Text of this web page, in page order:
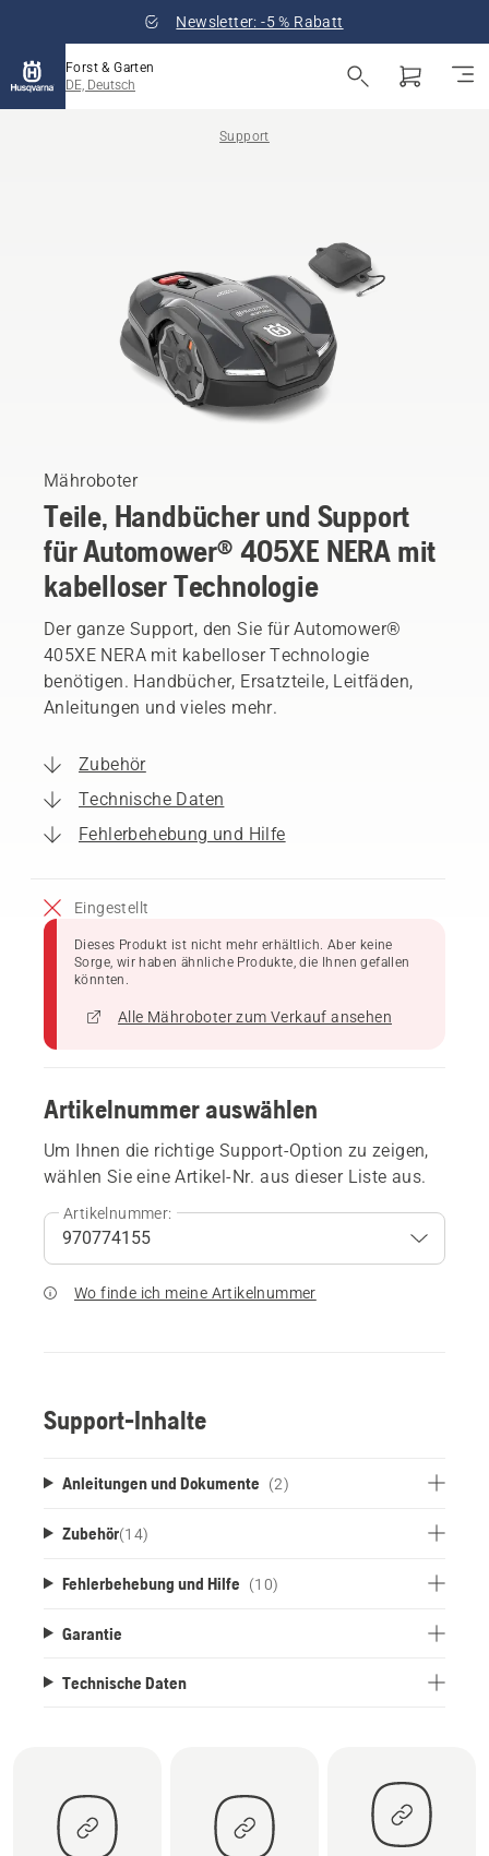
Newsletter: -5 % Rabatt
Forst & Garten
DE, Deutsch
Support
Mähroboter
Teile, Handbücher und Support
für Automower® 405XE NERA mit
kabelloser Technologie
Der ganze Support, den Sie für Automower®
405XE NERA mit kabelloser Technologie
benötigen. Handbücher, Ersatzteile, Leitfäden,
Anleitungen und vieles mehr.
Zubehör
Technische Daten
Fehlerbehebung und Hilfe
Eingestellt
Dieses Produkt ist nicht mehr erhältlich. Aber keine
Sorge, wir haben ähnliche Produkte, die Ihnen gefallen
könnten.
Alle Mähroboter zum Verkauf ansehen
Artikelnummer auswählen
Um Ihnen die richtige Support-Option zu zeigen,
wählen Sie eine Artikel-Nr. aus dieser Liste aus.
Artikelnummer:
Wo finde ich meine Artikelnummer
Support-Inhalte
Anleitungen und Dokumente (2)
Zubehör(14)
Fehlerbehebung und Hilfe (10)
Garantie
Technische Daten